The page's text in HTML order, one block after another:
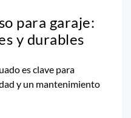
para garaje:
y durables
es clave para
y un mantenimiento